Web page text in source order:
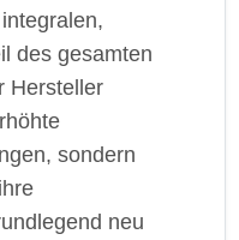
des gesamten
Hersteller
sondern
neu